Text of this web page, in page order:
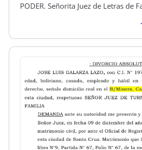
PODER. Señorita Juez de Letras de
hondureño, animador, con
0101-2025-00872 y de este
DIANA FRE…